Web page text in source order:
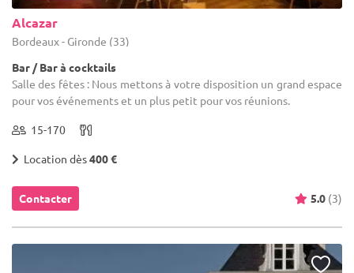
Alcazar
Bordeaux - Gironde (33)
Bar / Bar à cocktails
Salle des fêtes : Nous mettons à votre disposition un grand espace
pour vos événements et un plus petit pour vos réunions.
15-170
Location dès400 €
Contacter 5.0 (3)